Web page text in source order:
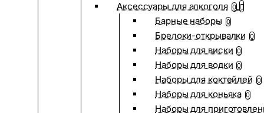
Аксессуары для алкоголя 0
Барные наборы 0
Брелоки-открывалки 0
Наборы для виски 0
Наборы для водки 0
Наборы для коктейлей 0
Наборы для коньяка 0
Наборы для